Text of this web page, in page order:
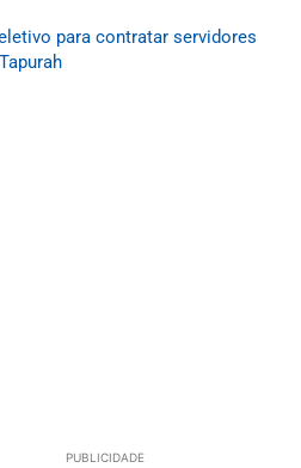
para contratar servidores
PUBLICIDADE